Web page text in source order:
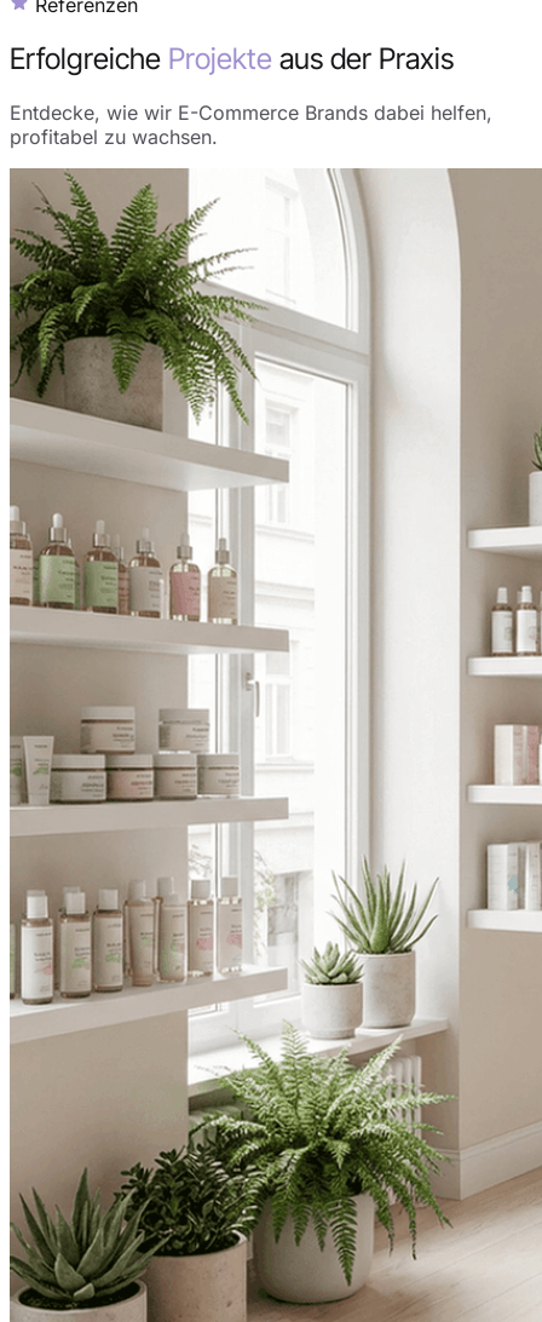
Referenzen
Erfolgreiche Projekte aus der Praxis
Entdecke, wie wir E-Commerce Brands dabei helfen,
profitabel zu wachsen.